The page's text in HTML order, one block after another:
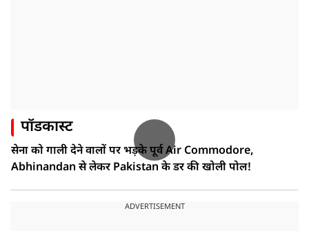
पॉडकास्ट
सेना को गाली देने वालों पर भड़के पूर्व Air Commodore,
Abhinandan से लेकर Pakistan के डर की खोली पोल!
ADVERTISEMENT